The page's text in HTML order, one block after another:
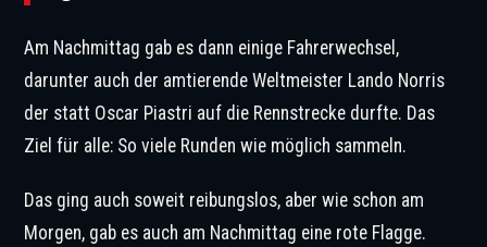
Am Nachmittag gab es dann einige Fahrerwechsel,
darunter auch der amtierende Weltmeister Lando Norris
der statt Oscar Piastri auf die Rennstrecke durfte. Das
Ziel für alle: So viele Runden wie möglich sammeln.
Das ging auch soweit reibungslos, aber wie schon am
Morgen, gab es auch am Nachmittag eine rote Flagge.